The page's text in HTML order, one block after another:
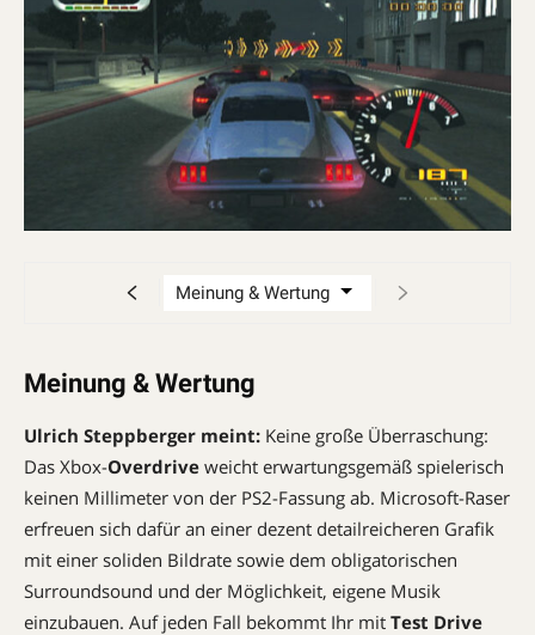
Meinung & Wertung
Ulrich Steppberger meint: Keine große Überraschung:
Das Xbox-Overdrive weicht erwartungsgemäß spielerisch
keinen Millimeter von der PS2-Fassung ab. Microsoft-Raser
erfreuen sich dafür an einer dezent detailreicheren Grafik
mit einer soliden Bildrate sowie dem obligatorischen
Surroundsound und der Möglichkeit, eigene Musik
einzubauen. Auf jeden Fall bekommt Ihr mit Test Drive